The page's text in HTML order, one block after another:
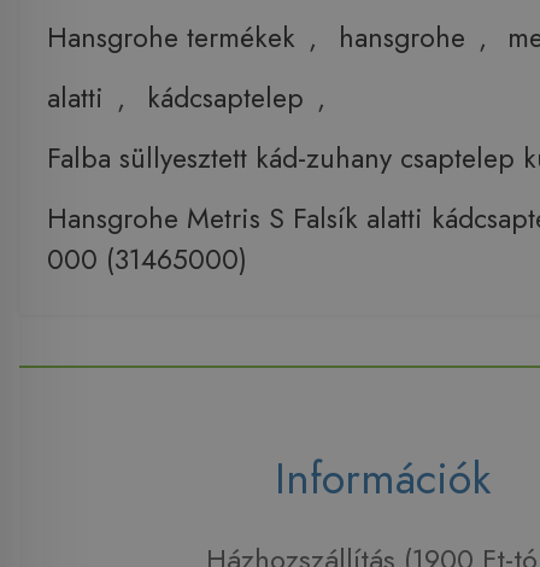
Hansgrohe termékek , hansgrohe ,
alatti , kádcsaptelep ,
Falba süllyesztett kád-zuhany csaptelep
Hansgrohe Metris S Falsík alatti
000 (31465000)
Információk